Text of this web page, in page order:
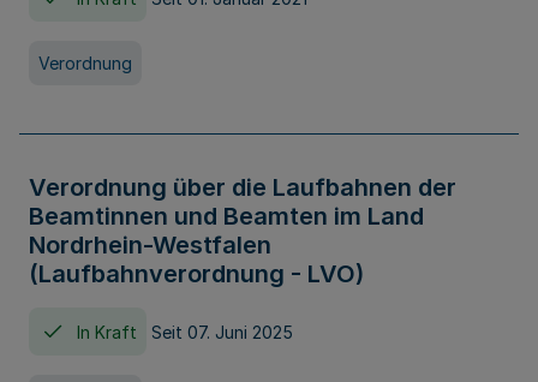
Verordnung
Verordnung über die Laufbahnen der
Beamtinnen und Beamten im Land
Nordrhein-Westfalen
(Laufbahnverordnung - LVO)
In Kraft Seit 07. Juni 2025